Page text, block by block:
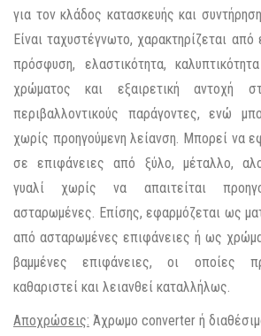
για τον κλάδος κατασκευής και
Είναι ταχυστέγνωτο, χαρακτηρίζεται από
πρόσφυση, ελαστικότητα,
χρώματος και εξαιρετική αντοχή
περιβαλλοντικούς παράγοντες, ενώ
χωρίς προηγούμενη λείανση. Μπορεί να
σε επιφάνειες από ξύλο, μέταλλο,
γυαλί χωρίς να απαιτείται
ασταρωμένες. Επίσης, εφαρμόζεται ως
από ασταρωμένες επιφάνειες ή ως
βαμμένες επιφάνειες, οι οποίες
καθαριστεί και λειανθεί καταλλήλως.
Αποχρώσεις: Άχρωμο converter ή